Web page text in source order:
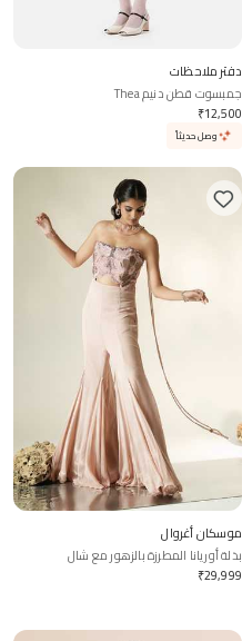
دفتر ملاحظات
جمبسوت قطن دنيم Thea
₹12,500
وصل حديثاً
موسكان أغروال
بذلة أوريانا المطرزة بالزهور مع شال
₹29,999